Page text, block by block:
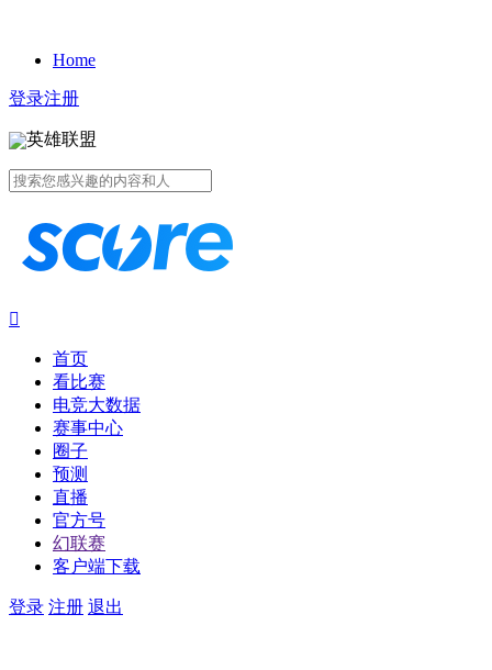
Home
登录注册
英雄联盟

首页
看比赛
电竞大数据
赛事中心
圈子
预测
直播
官方号
幻联赛
客户端下载
登录 注册 退出